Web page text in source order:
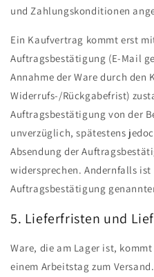
und Zahlungskonditionen
Ein Kaufvertrag kommt erst
Auftragsbestätigung (E-Mail
Annahme der Ware durch den
Widerrufs-/Rückgabefrist)
Auftragsbestätigung von der
unverzüglich, spätestens
Absendung der
widersprechen. Andernfalls
Auftragsbestätigung
5. Lieferfristen und
Ware, die am Lager ist,
einem Arbeitstag zum